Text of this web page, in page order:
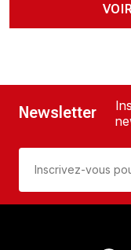
Newsletter